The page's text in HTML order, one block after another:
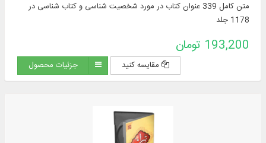
متن کامل 339 عنوان کتاب در مورد شخصیت‏ شناسی و کتاب‏ شناسی در
1178 جلد
193,200 تومان
مقایسه کنید جزئیات محصول